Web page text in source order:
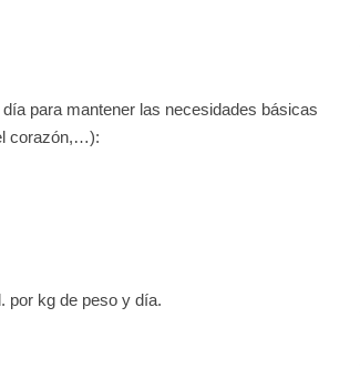
para mantener las necesidades básicas
corazón,…):
por kg de peso y día.